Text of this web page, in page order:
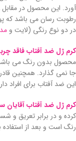
رطوبت رسان می باشد که
در دو نوع رنگی (لایت و
کرم ژل ضد آفتاب فاقد
محصول بدون رنگ می باشد
این ضد آفتاب برای
کرم ژل ضد آفتاب آقایان
کرده و در برابر تعریق و
رنگ است و بعد از